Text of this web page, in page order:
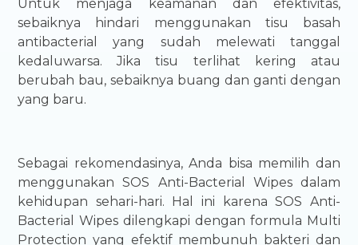
Untuk menjaga keamanan dan efektivitas,
sebaiknya hindari menggunakan tisu basah
antibacterial yang sudah melewati tanggal
kedaluwarsa. Jika tisu terlihat kering atau
berubah bau, sebaiknya buang dan ganti dengan
yang baru.
Sebagai rekomendasinya, Anda bisa memilih dan
menggunakan SOS Anti-Bacterial Wipes dalam
kehidupan sehari-hari. Hal ini karena SOS Anti-
Bacterial Wipes dilengkapi dengan formula Multi
Protection yang efektif membunuh bakteri dan